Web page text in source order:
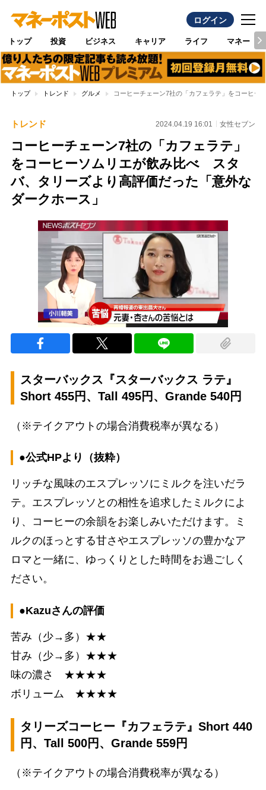
ログイン
トップ 投資 ビジネス キャリア ライフ マネー
トップ トレンド グルメ コーヒーチェーン7社の「カフェラテ」をコーヒ
トレンド 2024.04.19 16:01 女性セブン
コーヒーチェーン7社の「カフェラテ」
をコーヒーソムリエが飲み比べ スタ
バ、タリーズより高評価だった「意外な
ダークホース」
スターバックス『スターバックス ラテ』
Short 455円、Tall 495円、Grande 540円
（※テイクアウトの場合消費税率が異なる）
●公式HPより（抜粋）
リッチな風味のエスプレッソにミルクを注いだラ
テ。エスプレッソとの相性を追求したミルクによ
り、コーヒーの余韻をお楽しみいただけます。ミ
ルクのほっとする甘さやエスプレッソの豊かなア
ロマと一緒に、ゆっくりとした時間をお過ごしく
ださい。
●Kazuさんの評価
苦み（少→多）★★
甘み（少→多）★★★
味の濃さ ★★★★
ボリューム ★★★★
タリーズコーヒー『カフェラテ』Short 440
円、Tall 500円、Grande 559円
（※テイクアウトの場合消費税率が異なる）